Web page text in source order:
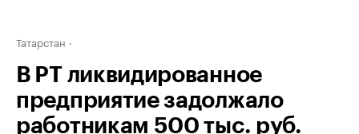
Татарстан
В РТ ликвидированное
предприятие задолжало
работникам 500 тыс. руб.